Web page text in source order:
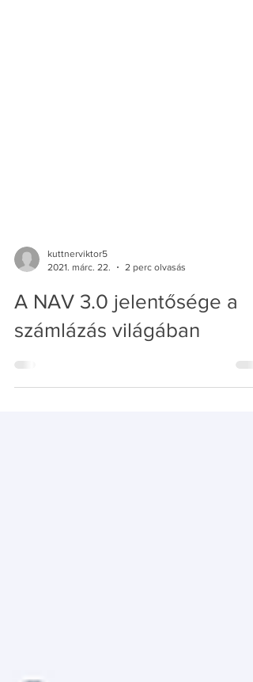
kuttnerviktor5
2021. márc. 22.
2 perc olvasás
A NAV 3.0 jelentősége a
számlázás világában